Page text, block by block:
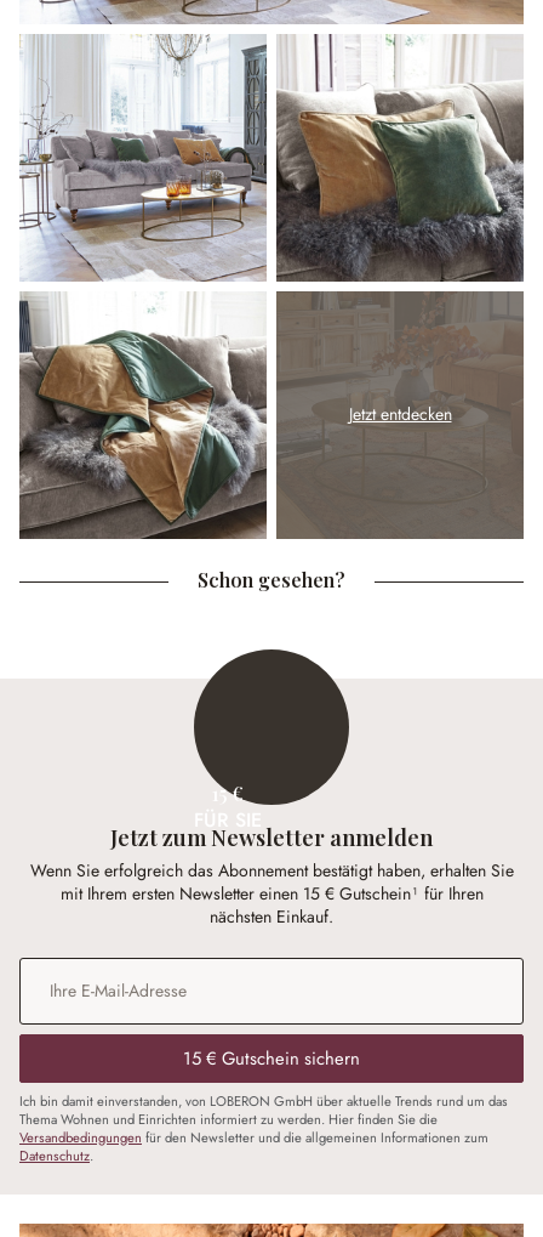
Jetzt entdecken
Schon gesehen?
15 €
Jetzt zum Newsletter anmelden
Wenn Sie erfolgreich das Abonnement bestätigt haben, erhalten Sie
mit Ihrem ersten Newsletter einen 15 € Gutschein¹ für Ihren
nächsten Einkauf.
E-Mail-Adresse*
15 € Gutschein sichern
Ich bin damit einverstanden, von LOBERON GmbH über aktuelle Trends rund um das
Thema Wohnen und Einrichten informiert zu werden. Hier finden Sie die
Versandbedingungen für den Newsletter und die allgemeinen Informationen zum
Datenschutz.